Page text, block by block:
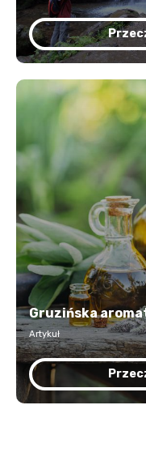
Gruzińska
Artykuł